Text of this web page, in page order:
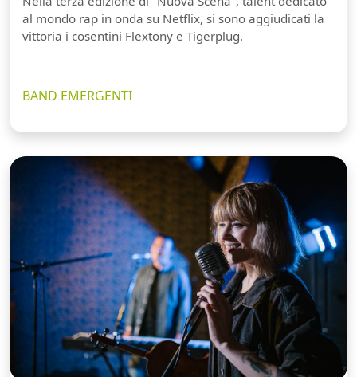
al mondo rap in onda su Netflix, si sono aggiudicati la
vittoria i cosentini Flextony e Tigerplug.
BAND EMERGENTI